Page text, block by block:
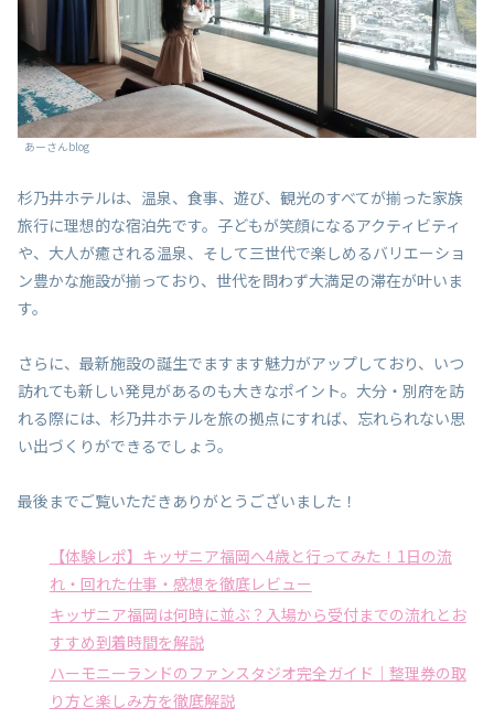
あーさんblog
杉乃井ホテルは、温泉、食事、遊び、観光のすべてが揃った家族
旅行に理想的な宿泊先です。子どもが笑顔になるアクティビティ
や、大人が癒される温泉、そして三世代で楽しめるバリエーショ
ン豊かな施設が揃っており、世代を問わず大満足の滞在が叶いま
す。
さらに、最新施設の誕生でますます魅力がアップしており、いつ
訪れても新しい発見があるのも大きなポイント。大分・別府を訪
れる際には、杉乃井ホテルを旅の拠点にすれば、忘れられない思
い出づくりができるでしょう。
最後までご覧いただきありがとうございました！
【体験レポ】キッザニア福岡へ4歳と行ってみた！1日の流
れ・回れた仕事・感想を徹底レビュー
キッザニア福岡は何時に並ぶ？入場から受付までの流れとお
すすめ到着時間を解説
ハーモニーランドのファンスタジオ完全ガイド｜整理券の取
り方と楽しみ方を徹底解説